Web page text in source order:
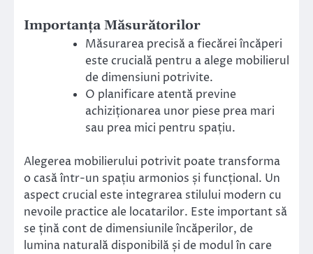
Importanța Măsurătorilor
Măsurarea precisă a fiecărei încăperi
este crucială pentru a alege mobilierul
de dimensiuni potrivite.
O planificare atentă previne
achiziționarea unor piese prea mari
sau prea mici pentru spațiu.
Alegerea mobilierului potrivit poate transforma
o casă într-un spațiu armonios și funcțional. Un
aspect crucial este integrarea stilului modern cu
nevoile practice ale locatarilor. Este important să
se țină cont de dimensiunile încăperilor, de
lumina naturală disponibilă și de modul în care